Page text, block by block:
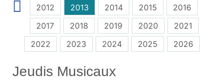
2012 2013 2014 2015
2016
2017
2018 2019 2020
2021
2022
2023 2024 2025 2026
Jeudis Musicaux